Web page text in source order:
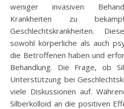
weniger invasiven
Krankheiten zu
Geschlechtskrankheiten.
sowohl körperliche als auch
die Betroffenen haben und
Behandlung. Die Frage, ob
Unterstützung bei
viele Diskussionen auf.
Silberkolloid an die positiven